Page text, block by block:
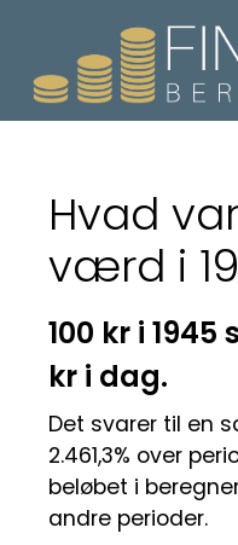
Hvad
værd i
100 kr i 1945
kr i dag.
Det svarer til en
2.461,3% over
beløbet i
andre perioder.